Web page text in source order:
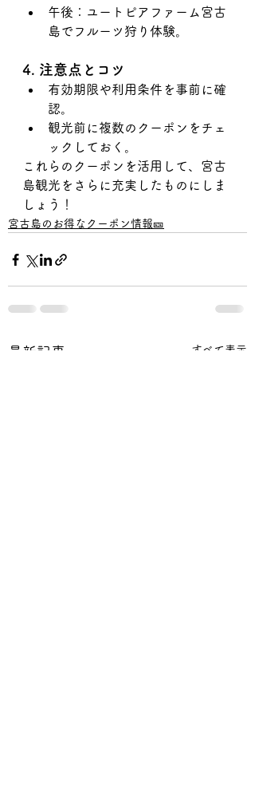
午後：ユートピアファーム宮古
島でフルーツ狩り体験。
4. 注意点とコツ
有効期限や利用条件を事前に確
認。
観光前に複数のクーポンをチェ
ックしておく。
これらのクーポンを活用して、宮古
島観光をさらに充実したものにしま
しょう！
宮古島のお得なクーポン情報🎫
最新記事 すべて表示